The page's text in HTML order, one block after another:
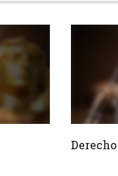
Crear